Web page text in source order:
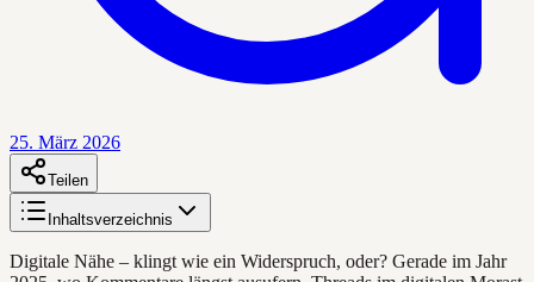
25. März 2026
Teilen
Inhaltsverzeichnis
Digitale Nähe – klingt wie ein Widerspruch, oder? Gerade im Jahr